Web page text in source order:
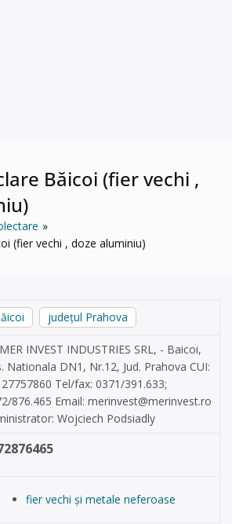
Băicoi (fier vechi ,
(fier vechi , doze aluminiu)
județul Prahova
INVEST INDUSTRIES SRL, - Baicoi,
Nationala DN1, Nr.12, Jud. Prahova CUI:
27757860 Tel/fax: 0371/391.633;
876.465 Email: merinvest@merinvest.ro
Wojciech Podsiadly
fier vechi și metale neferoase